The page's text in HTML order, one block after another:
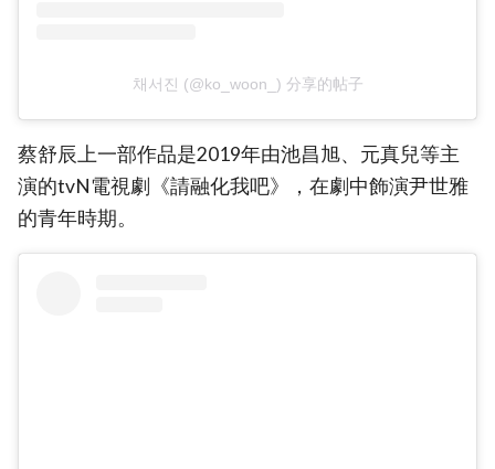
채서진 (@ko_woon_) 分享的帖子
蔡舒辰上一部作品是2019年由池昌旭、元真兒等主
演的tvN電視劇《請融化我吧》，在劇中飾演尹世雅
的青年時期。